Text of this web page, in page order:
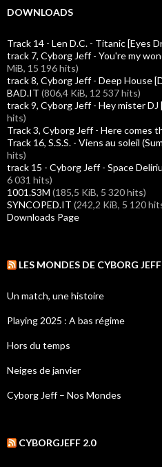
DOWNLOADS
Track 14 - Len D.C. - Titanic [Eyes
track 7, Cyborg Jeff - You're my
MiB, 15 196 hits)
track 8, Cyborg Jeff - Deep House
BAD.IT (806,4 KiB, 12 537 hits)
track 9, Cyborg Jeff - Hey mister DJ
hits)
Track 3, Cyborg Jeff - Here comes
Track 16, S.S.S. - Viens au soleil
hits)
track 15 - Cyborg Jeff - Space
6 031 hits)
1001.S3M (185,5 KiB, 5 320 hits)
SYNCOPED.IT (242,2 KiB, 5 120
Downloads Page
LES MONDES DE CYBORG JEFF
Un match, une histoire
Playing 2025 : A bas régime
Hors du temps
Neiges de janvier
Cyborg Jeff – Nos Mondes
CYBORGJEFF 2.0